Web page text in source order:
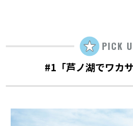
PICK
#1「芦ノ湖でワカ